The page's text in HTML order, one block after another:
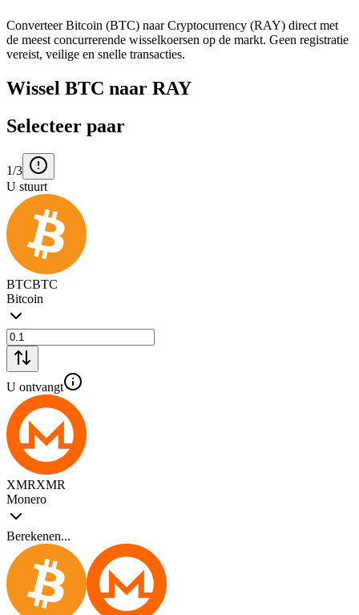
Converteer Bitcoin (BTC) naar Cryptocurrency (RAY) direct met
de meest concurrerende wisselkoersen op de markt. Geen registratie
vereist, veilige en snelle transacties.
Wissel BTC naar RAY
Selecteer paar
1/3
U stuurt
BTCBTC
Bitcoin
U ontvangt
XMRXMR
Monero
Berekenen...